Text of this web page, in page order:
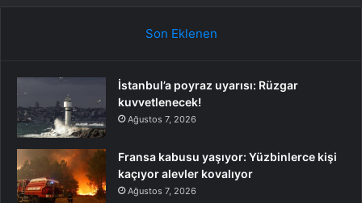
Son Eklenen
İstanbul’a poyraz uyarısı: Rüzgar
kuvvetlenecek!
Ağustos 7, 2026
Fransa kabusu yaşıyor: Yüzbinlerce kişi
kaçıyor alevler kovalıyor
Ağustos 7, 2026